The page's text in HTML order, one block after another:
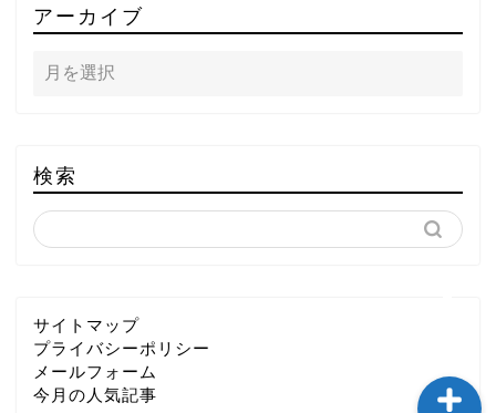
アーカイブ
検索
サイトマップ
プライバシーポリシー
メールフォーム
今月の人気記事
～DA PUMP YORIの晴れ
ばれラジオ～